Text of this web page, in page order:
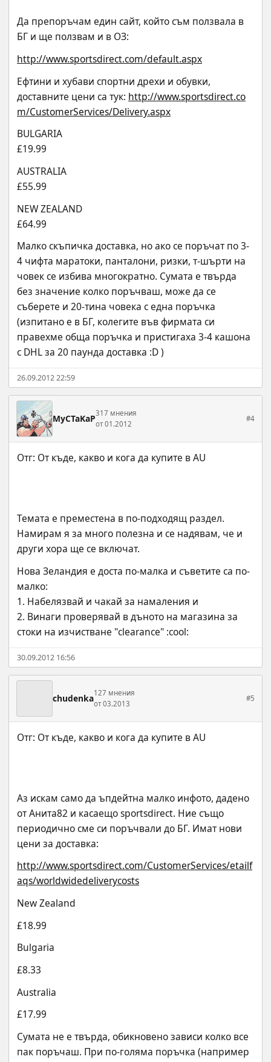
Да препоръчам един сайт, който съм ползвала в
БГ и ще ползвам и в ОЗ:
http://www.sportsdirect.com/default.aspx
Ефтини и хубави спортни дрехи и обувки,
доставните цени са тук: http://www.sportsdirect.co
m/CustomerServices/Delivery.aspx
BULGARIA
£19.99
AUSTRALIA
£55.99
NEW ZEALAND
£64.99
Малко скъпичка доставка, но ако се поръчат по 3-
4 чифта маратоки, панталони, ризки, т-шърти на
човек се избива многократно. Сумата е твърда
без значение колко поръчваш, може да се
съберете и 20-тина човека с една поръчка
(изпитано е в БГ, колегите във фирмата си
правехме обща поръчка и пристигаха 3-4 кашона
с DHL за 20 паунда доставка :D )
26.09.2012 22:59
MyCTaKaP317 мнения
от 01.2012
#4
Темата е преместена в по-подходящ раздел.
Намирам я за много полезна и се надявам, че и
други хора ще се включат.
Нова Зеландия е доста по-малка и съветите са по-
малко:
1. Набелязвай и чакай за намаления и
2. Винаги проверявай в дъното на магазина за
стоки на изчистване "clearance" :cool:
30.09.2012 16:56
chudenka127 мнения
от 03.2013
#5
Аз искам само да ъпдейтна малко инфото, дадено
от Анита82 и касаещо sportsdirect. Ние също
периодично сме си поръчвали до БГ. Имат нови
цени за доставка:
http://www.sportsdirect.com/CustomerServices/etailf
aqs/worldwidedeliverycosts
New Zealand
£18.99
Bulgaria
£8.33
Australia
£17.99
Сумата не е твърда, обикновено зависи колко все
пак поръчаш. При по-голяма поръчка (например